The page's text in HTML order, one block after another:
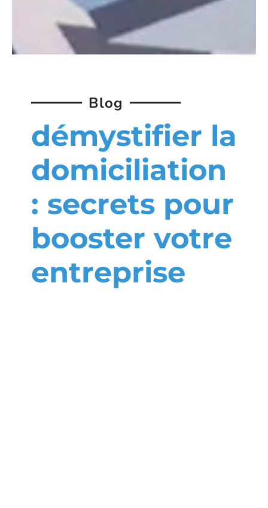
Blog
démystifier la
domiciliation
: secrets pour
booster votre
entreprise